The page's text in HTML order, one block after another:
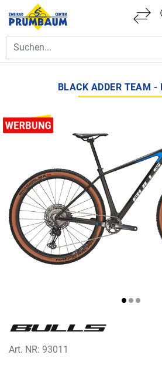
BLACK ADDER TEAM -
Art. NR: 93011